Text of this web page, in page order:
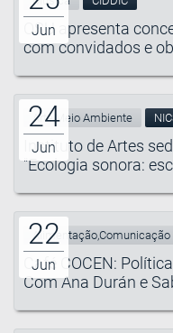
Jun
OSU apresenta
com convidados e
24
Jun
Arte,Meio Ambiente
Instituto de Artes
"Ecologia sonora:
22
Jun
Alimentação,Comunicação
Café COCEN:
Com Ana Durán e